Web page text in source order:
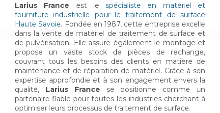
Larius France est lespécialiste en matériel et
fourniture industrielle pour le traitement de surface
Haute Savoie. Fondée en 1987, cette entreprise excelle
dans la vente de matériel de traitement de surface et
de pulvérisation. Elle assure également le montage et
propose un vaste stock de pièces de rechange,
couvrant tous les besoins des clients en matière de
maintenance et de réparation de matériel. Grâce à son
expertise approfondie et à son engagement envers la
qualité, Larius France se positionne comme un
partenaire fiable pour toutes les industries cherchant à
optimiser leurs processus de traitement de surface.